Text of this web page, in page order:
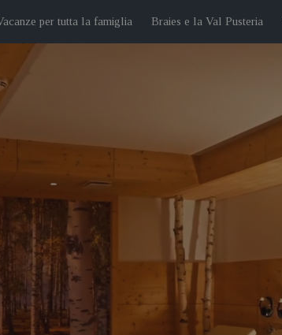
per tutta la famiglia Braies e la Val Pusteria